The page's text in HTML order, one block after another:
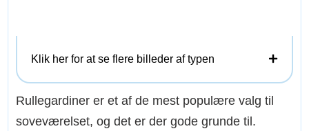
Klik her for at se flere billeder af typen
Rullegardiner er et af de mest populære valg til
soveværelset, og det er der gode grunde til.